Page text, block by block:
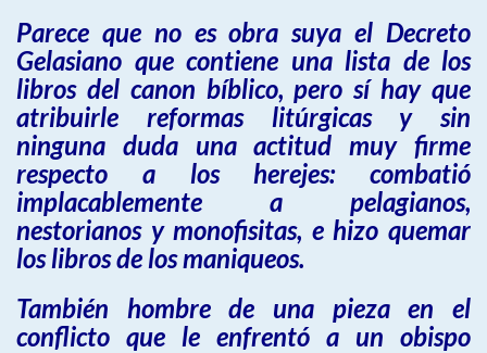
Parece que no es obra suya el Decreto
Gelasiano que contiene una lista de los
libros del canon bíblico, pero sí hay que
atribuirle reformas litúrgicas y sin
ninguna duda una actitud muy firme
respecto a los herejes: combatió
implacablemente a pelagianos,
nestorianos y monofisitas, e hizo quemar
los libros de los maniqueos.
También hombre de una pieza en el
conflicto que le enfrentó a un obispo